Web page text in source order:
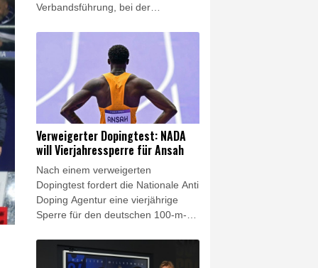
Verbandsführung, bei der
umstrittenen FIFA-Chefs erörtert
wurde, sagte die NFF-Vorsitzende
Lise Klaveness auf einer
Pressekonferenz: "Wir werden den
FIFA-Präsidenten jetzt zum Rücktritt
auffordern."
Verweigerter Dopingtest: NADA
will Vierjahressperre für Ansah
Nach einem verweigerten
Dopingtest fordert die Nationale Anti
Doping Agentur eine vierjährige
Sperre für den deutschen 100-m-
Sanktionsvorschlag teilte die NADA
am Freitag mit. Wird er akzeptiert,